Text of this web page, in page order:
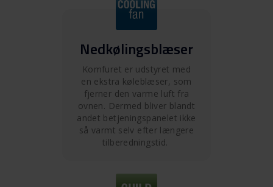
Nedkølingsblæser
Komfuret er udstyret med
en ekstra køleblæser, som
fjerner den varme luft fra
ovnen. Dermed bliver blandt
andet betjeningspanelet ikke
så varmt selv efter længere
tilberedningstid.